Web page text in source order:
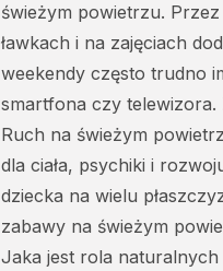
świeżym powietrzu.
ławkach i na zajęciach
weekendy często trudno
smartfona czy telewizora.
Ruch na świeżym
dla ciała, psychiki i
dziecka na wielu
zabawy na świeżym
Jaka jest rola